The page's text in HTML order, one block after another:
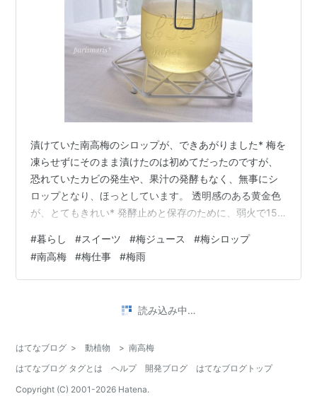
漬けていた南高梅のシロップが、できあがりました* 梅を
凍らせずにそのまま漬けたのは初めてだったのですが、
恐れていたカビの発生や、果汁の発酵もなく、無事にシ
ロップとなり、ほっとしています。 透明感のある黄金色
が、とてもきれい* 発酵止めと保存のために、弱火で15
か、酸味がまろやかで、甘やかな梅の香りが強いです。
これはぐいぐい飲んでしまいそう。 ＊ 今年もいろんなシ
ロップを作りました。 レモン和紅茶に新生姜、小梅のパ
それらの保存瓶でいっぱいで、満足！(笑) （実は、お試
#暮らし #スイーツ #梅ジュース #梅シロップ
#南高梅 #梅仕事 #梅雨
読み込み中…
はてなブログ > 動植物 > 南高梅
はてなブログ タグとは
ヘルプ 開発ブログ
はてなブログトップ
Copyright (C) 2001-2026 Hatena.